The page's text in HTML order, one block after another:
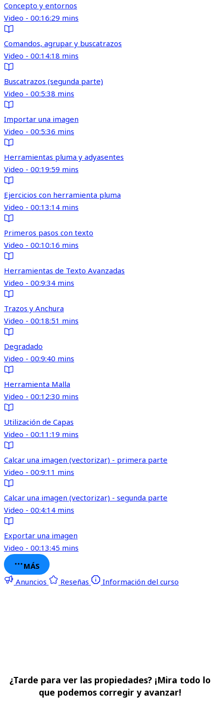
Concepto y entornos
Video - 00:16:29 mins
Comandos, agrupar y buscatrazos
Video - 00:14:18 mins
Buscatrazos (segunda parte)
Video - 00:5:38 mins
Importar una imagen
Video - 00:5:36 mins
Herramientas pluma y adyasentes
Video - 00:19:59 mins
Ejercicios con herramienta pluma
Video - 00:13:14 mins
Primeros pasos con texto
Video - 00:10:16 mins
Herramientas de Texto Avanzadas
Video - 00:9:34 mins
Trazos y Anchura
Video - 00:18:51 mins
Degradado
Video - 00:9:40 mins
Herramienta Malla
Video - 00:12:30 mins
Utilización de Capas
Video - 00:11:19 mins
Calcar una imagen (vectorizar) - primera parte
Video - 00:9:11 mins
Calcar una imagen (vectorizar) - segunda parte
Video - 00:4:14 mins
Exportar una imagen
Video - 00:13:45 mins
MÁS
Anuncios
Reseñas Información del curso
¿Tarde para ver las propiedades? ¡Mira todo lo
que podemos corregir y avanzar!